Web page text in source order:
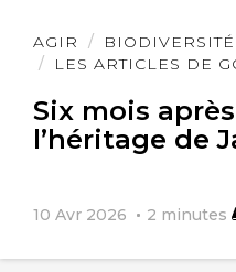
AGIR
BIODIVERSITÉ
LES ARTICLES DE
Six mois
l’héritage de
10 Avr 2026 2 minutes
Lire
l'article